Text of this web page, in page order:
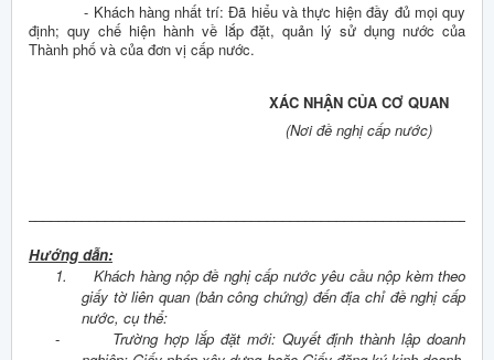
- Khách hàng nhất trí: Đã hiểu và thực hiện đầy đủ mọi quy
định; quy chế hiện hành về lắp đặt, quản lý sử dụng nước của
Thành phố và của đơn vị cấp nước.
XÁC NHẬN CỦA CƠ QUAN
(Nơi đề nghị cấp nước)
Hướng dẫn:
1.
Khách hàng nộp đề nghị cấp nước yêu cầu nộp kèm theo
giấy tờ liên quan (bản công chứng) đến địa chỉ đề nghị cấp
nước, cụ thể:
-
Trường hợp lắp đặt mới: Quyết định thành lập doanh